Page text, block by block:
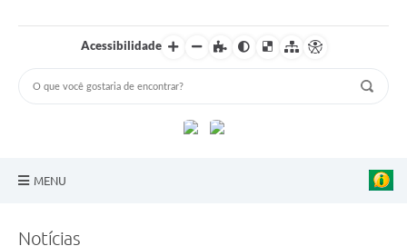
Acessibilidade
MENU
Notícias